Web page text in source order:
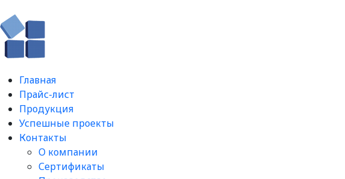
Главная
Прайс-лист
Продукция
Успешные проекты
Контакты
О компании
Сертификаты